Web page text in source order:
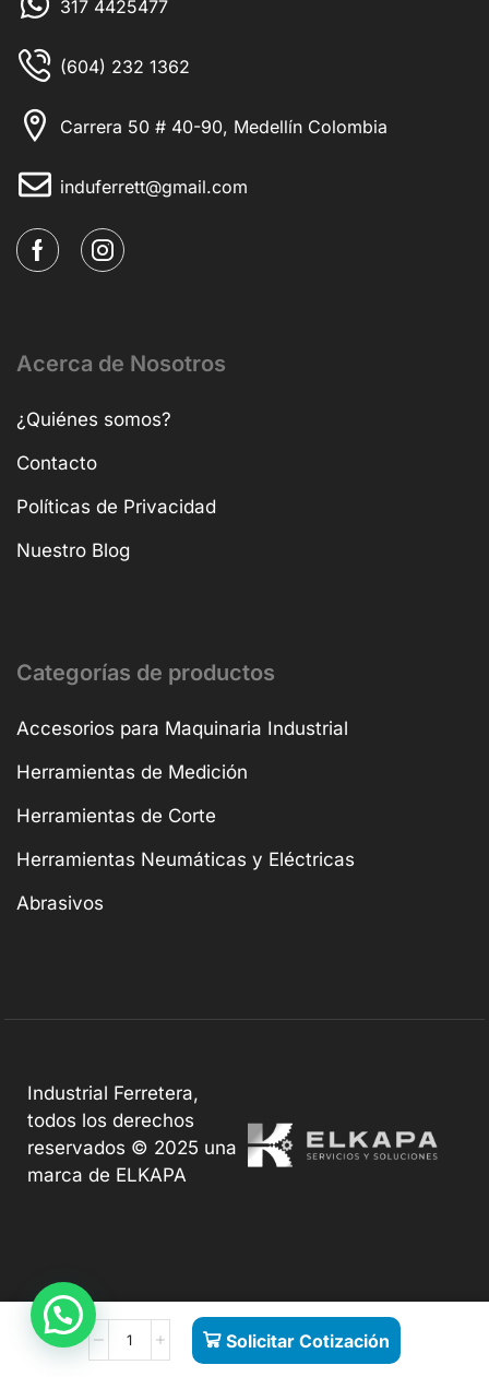
Solicitar Cotización
317 4425477
(604) 232 1362
Carrera 50 # 40-90, Medellín Colombia
induferrett@gmail.com
Acerca de Nosotros
¿Quiénes somos?
Contacto
Políticas de Privacidad
Nuestro Blog
Categorías de productos
Accesorios para Maquinaria Industrial
Herramientas de Medición
Herramientas de Corte
Herramientas Neumáticas y Eléctricas
Abrasivos
Industrial Ferretera,
todos los derechos
reservados © 2025 una
marca de ELKAPA